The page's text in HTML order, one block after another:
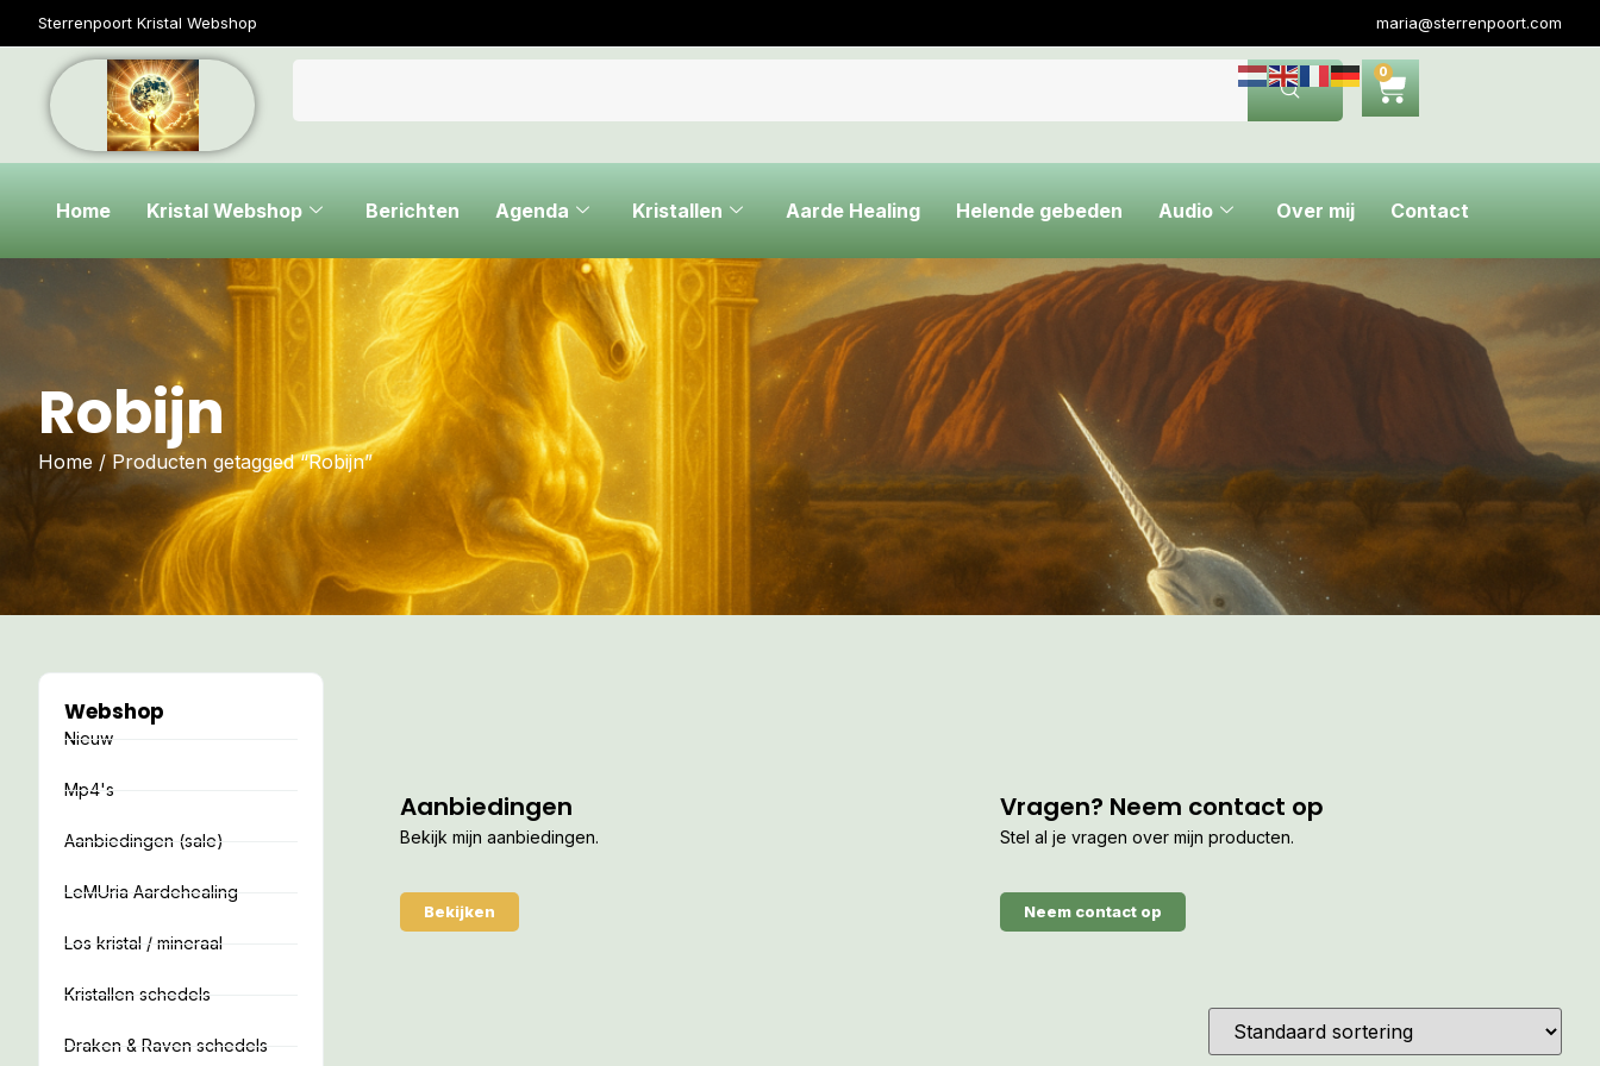
Sterrenpoort Kristal Webshop maria@sterrenpoort.com
0
Home Kristal Webshop Berichten Agenda Kristallen Aarde Healing Helende gebeden Audio Over mij Contact
Robijn
Home / Producten getagged “Robijn”
Webshop
Nieuw
Mp4's
Aanbiedingen (sale)
LeMUria Aardehealing
Los kristal / mineraal
Kristallen schedels
Draken & Raven schedels
Aanbiedingen
Bekijk mijn aanbiedingen.
Bekijken
Vragen? Neem contact op
Stel al je vragen over mijn producten.
Neem contact op